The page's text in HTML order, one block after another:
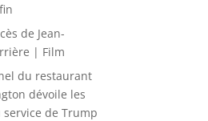
de Jean-
| Film
du restaurant
dévoile les
service de Trump